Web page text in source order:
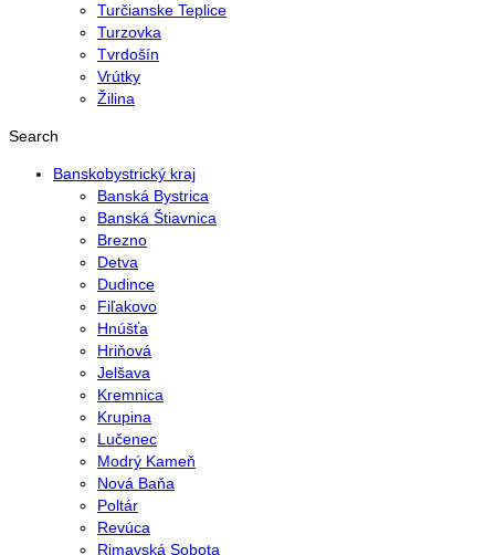
Turčianske Teplice
Turzovka
Tvrdošín
Vrútky
Žilina
Search
Banskobystrický kraj
Banská Bystrica
Banská Štiavnica
Brezno
Detva
Dudince
Fiľakovo
Hnúšťa
Hriňová
Jelšava
Kremnica
Krupina
Lučenec
Modrý Kameň
Nová Baňa
Poltár
Revúca
Rimavská Sobota